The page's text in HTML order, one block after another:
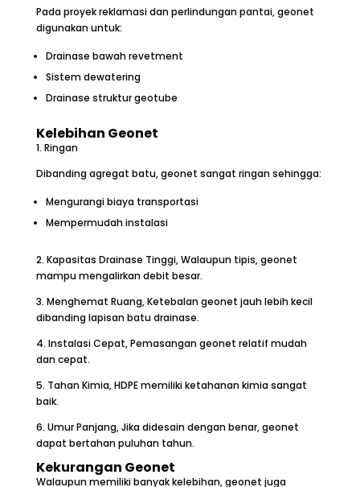
Pada proyek reklamasi dan perlindungan pantai, geonet
digunakan untuk:
Drainase bawah revetment
Sistem dewatering
Drainase struktur geotube
Kelebihan Geonet
1. Ringan
Dibanding agregat batu, geonet sangat ringan sehingga:
Mengurangi biaya transportasi
Mempermudah instalasi
2. Kapasitas Drainase Tinggi, Walaupun tipis, geonet
mampu mengalirkan debit besar.
3. Menghemat Ruang, Ketebalan geonet jauh lebih kecil
dibanding lapisan batu drainase.
4. Instalasi Cepat, Pemasangan geonet relatif mudah
dan cepat.
5. Tahan Kimia, HDPE memiliki ketahanan kimia sangat
baik.
6. Umur Panjang, Jika didesain dengan benar, geonet
dapat bertahan puluhan tahun.
Kekurangan Geonet
Walaupun memiliki banyak kelebihan, geonet juga